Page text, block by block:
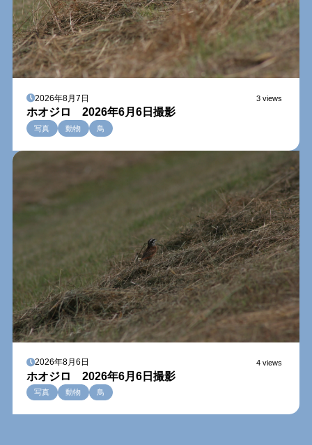
2026年8月7日 3 views
ホオジロ 2026年6月6日撮影
写真 動物 鳥
2026年8月6日 4 views
ホオジロ 2026年6月6日撮影
写真 動物 鳥